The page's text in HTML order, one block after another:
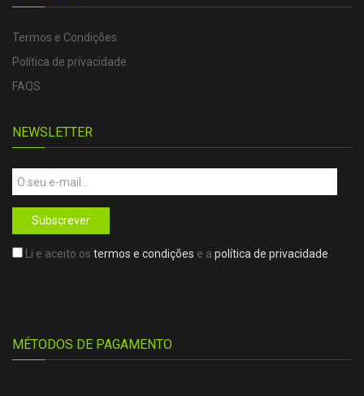
Termos e Condições
Política de privacidade
FAQS
NEWSLETTER
Subscrever
Li e aceito os termos e condições e a política de privacidade
MÉTODOS DE PAGAMENTO